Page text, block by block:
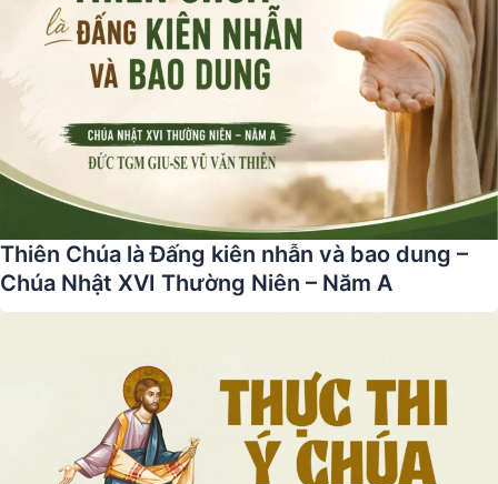
Thiên Chúa là Đấng kiên nhẫn và bao dung –
Chúa Nhật XVI Thường Niên – Năm A